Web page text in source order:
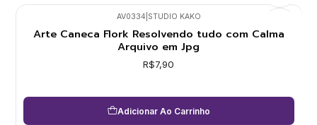
AV0334 STUDIO KAKO
Arte Caneca Flork Resolvendo tudo com Calma
Arquivo em Jpg
R$7,90
Adicionar Ao Carrinho